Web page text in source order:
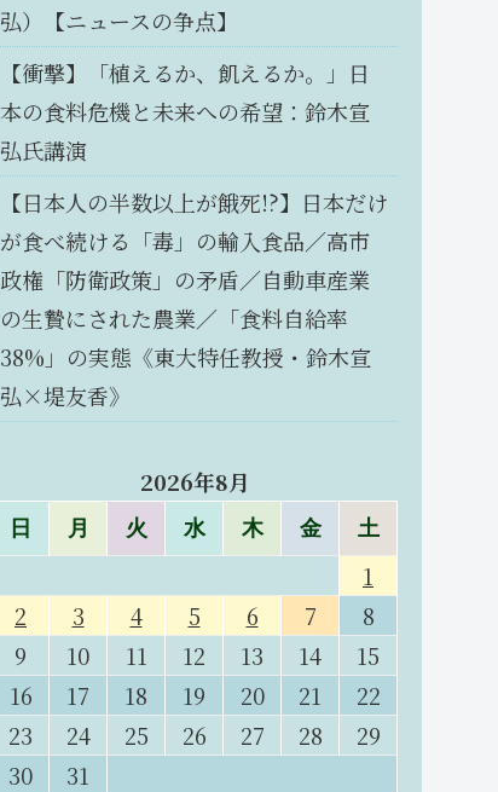
弘）【ニュースの争点】
【衝撃】「植えるか、飢えるか。」日
本の食料危機と未来への希望：鈴木宣
弘氏講演
【日本人の半数以上が餓死!?】日本だけ
が食べ続ける「毒」の輸入食品／高市
政権「防衛政策」の矛盾／自動車産業
の生贄にされた農業／「食料自給率
38%」の実態《東大特任教授・鈴木宣
弘×堤友香》
2026年8月
日 月 火 水 木 金 土
1
2
3 4 5 6 7
8
9
10 11 12 13 14
15
16
17 18 19 20 21
22
23
24 25 26 27 28
29
30
31